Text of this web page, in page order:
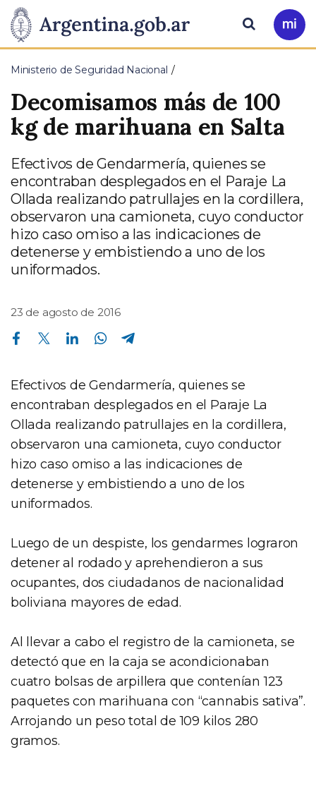
Presidencia
de
la
Nación
Pasar al contenido principal
Ir
a
Buscar
Ministerio de Seguridad Nacional
Decomisamos más de 100
kg de marihuana en Salta
Efectivos de Gendarmería, quienes se
encontraban desplegados en el Paraje La
Ollada realizando patrullajes en la cordillera,
observaron una camioneta, cuyo conductor
hizo caso omiso a las indicaciones de
detenerse y embistiendo a uno de los
uniformados.
23 de agosto de 2016
Compartir en Facebook Compartir en Twitter Compartir en Linkedin Compartir en Whatsapp
Efectivos de Gendarmería, quienes se
encontraban desplegados en el Paraje La
Ollada realizando patrullajes en la cordillera,
observaron una camioneta, cuyo conductor
hizo caso omiso a las indicaciones de
detenerse y embistiendo a uno de los
uniformados.
Luego de un despiste, los gendarmes lograron
detener al rodado y aprehendieron a sus
ocupantes, dos ciudadanos de nacionalidad
boliviana mayores de edad.
Al llevar a cabo el registro de la camioneta, se
detectó que en la caja se acondicionaban
cuatro bolsas de arpillera que contenían 123
paquetes con marihuana con “cannabis sativa”.
Arrojando un peso total de 109 kilos 280
gramos.